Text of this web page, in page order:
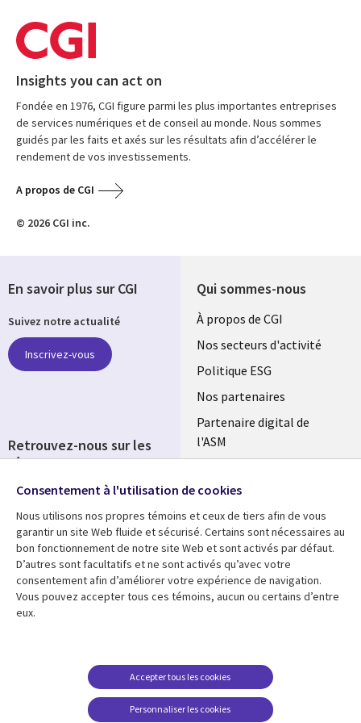
Insights you can act on
Fondée en 1976, CGI figure parmi les plus importantes entreprises
de services numériques et de conseil au monde. Nous sommes
guidés par les faits et axés sur les résultats afin d’accélérer le
rendement de vos investissements.
A propos de CGI
© 2026 CGI inc.
Qui sommes-nous
Useful
links
FRANCE
À propos de CGI
Nos secteurs d'activité
Politique ESG
Nos partenaires
Partenaire digital de
l'ASM
Fusions
Ressources
Library
Links
Articles
Blog
Support
Legal
Accessibilité
conditions juridiques
FAQ Carrières
Centre de gestion des
En savoir plus sur CGI
Suivez notre actualité
Inscrivez-vous
Retrouvez-nous sur les
réseaux
Social
Media
FRANCE
Consentement à l'utilisation de cookies
Nous utilisons nos propres témoins et ceux de tiers afin de vous
garantir un site Web fluide et sécurisé. Certains sont nécessaires au
bon fonctionnement de notre site Web et sont activés par défaut.
D’autres sont facultatifs et ne sont activés qu’avec votre
consentement afin d’améliorer votre expérience de navigation.
Vous pouvez accepter tous ces témoins, aucun ou certains d’entre
eux.
Personnaliser les cookies
Accepter tous les cookies